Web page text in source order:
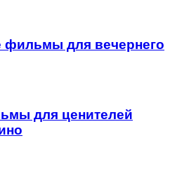
для вечернего
для ценителей